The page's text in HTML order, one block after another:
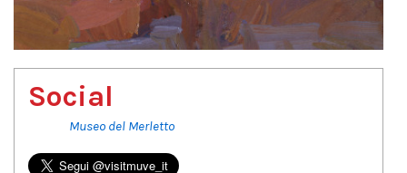
Social
Museo del Merletto